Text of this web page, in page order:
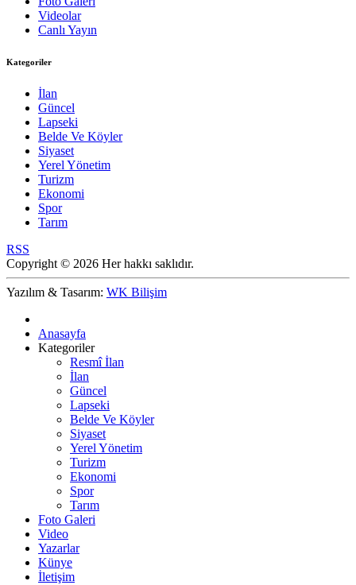
Videolar
Canlı Yayın
Kategoriler
İlan
Güncel
Lapseki
Belde Ve Köyler
Siyaset
Yerel Yönetim
Turizm
Ekonomi
Spor
Tarım
RSS
Copyright © 2026 Her hakkı saklıdır.
Yazılım & Tasarım: WK Bilişim
Anasayfa
Kategoriler
Resmî İlan
İlan
Güncel
Lapseki
Belde Ve Köyler
Siyaset
Yerel Yönetim
Turizm
Ekonomi
Spor
Tarım
Foto Galeri
Video
Yazarlar
Künye
İletişim